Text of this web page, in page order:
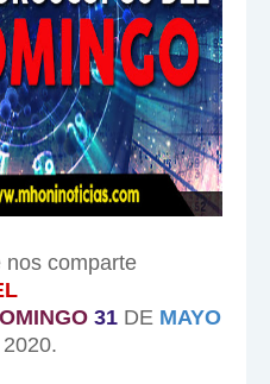
nos comparte
31DE MAYO